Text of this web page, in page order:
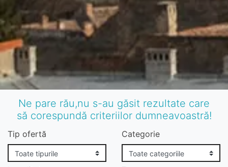
Ne pare rău,nu s-au găsit rezultate care
să corespundă criteriilor dumneavoastră!
Tip ofertă Categorie